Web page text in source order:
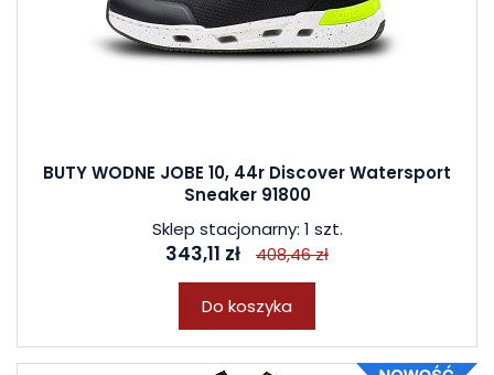
BUTY WODNE JOBE 10, 44r Discover Watersport
Sneaker 91800
Sklep stacjonarny: 1 szt.
343,11 zł 408,46 zł
Do koszyka